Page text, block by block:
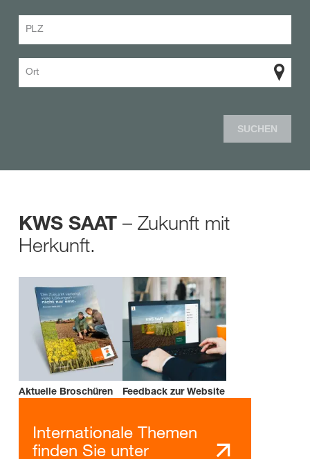
PLZ
Ort
SUCHEN
KWS SAAT – Zukunft mit
Herkunft.
Aktuelle Broschüren Feedback zur Website
Internationale Themen
finden Sie unter